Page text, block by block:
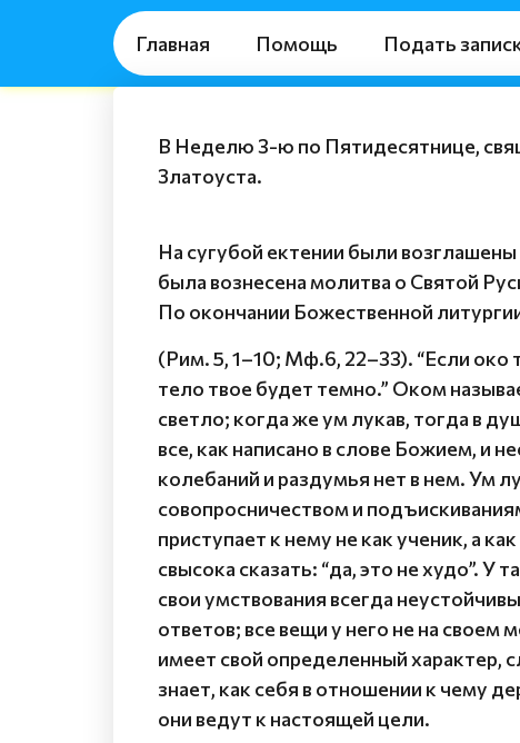
Главная Помощь Подать
В Неделю 3-ю по Пятидесятнице,
Златоуста.
На сугубой ектении были
была вознесена молитва о Святой
По окончании Божественной
(Рим. 5, 1–10; Мф.6, 22–33). “Если око
тело твое будет темно.” Оком
светло; когда же ум лукав, тогда в
все, как написано в слове Божием, и
колебаний и раздумья нет в нем. Ум
совопросничеством и
приступает к нему не как ученик, а
свысока сказать: “да, это не худо”.
свои умствования всегда
ответов; все вещи у него не на
имеет свой определенный характер,
знает, как себя в отношении к чему
они ведут к настоящей цели.